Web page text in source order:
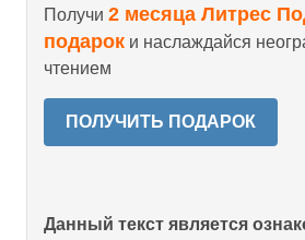
Получи 2 месяца Литрес
подарок и наслаждайся
чтением
ПОЛУЧИТЬ ПОДАРОК
Данный текст является